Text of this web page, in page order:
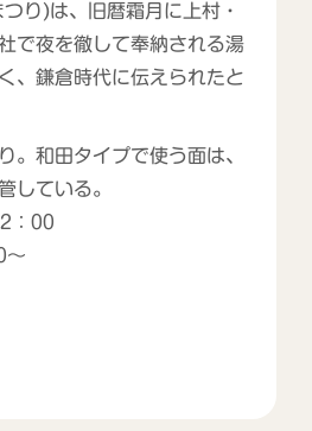
り)は、旧暦霜月に上村・
で夜を徹して奉納される湯
、鎌倉時代に伝えられたと
。和田タイプで使う面は、
している。
：00
～